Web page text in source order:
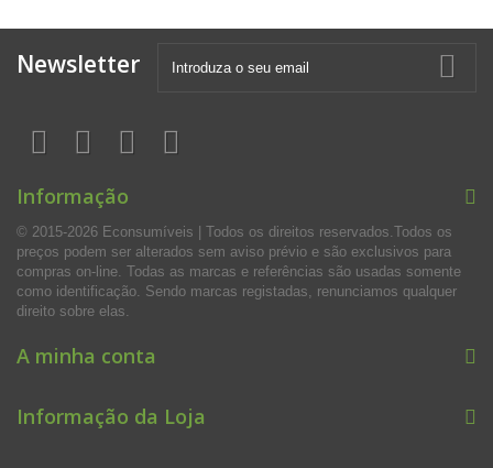
Newsletter
Informação
© 2015-2026 Econsumíveis | Todos os direitos reservados.Todos os
preços podem ser alterados sem aviso prévio e são exclusivos para
compras on-line. Todas as marcas e referências são usadas somente
como identificação. Sendo marcas registadas, renunciamos qualquer
direito sobre elas.
A minha conta
Informação da Loja